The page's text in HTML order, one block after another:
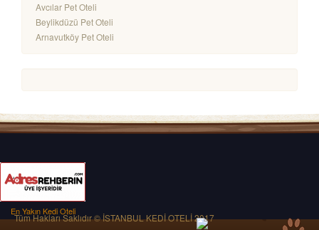
Avcılar Pet Oteli
Beylikdüzü Pet Oteli
Arnavutköy Pet Oteli
En Yakın Kedi Oteli
Tüm Hakları Saklıdır © İSTANBUL KEDİ OTELİ 2017